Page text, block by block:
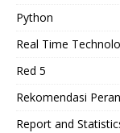
Python
Real Time
Red 5
Rekomendasi
Report and